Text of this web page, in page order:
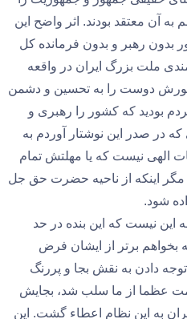
آن معتقد بودند. اثر واضح این
رهبر و بدون فرمانده کل
ملت بزرگ ایران در واقعه
دوست را به تحسین و دشمن
بودید که کشور را رهبری و
که در صدر این نوشتار آوردم به
الهی نیست که یا مهلتش تمام
اینکه از ناحیه حضرت حق جل
شود.
این نیست که این بنده در حد
بخواهم برتر از ایشان فرض
دادن به نقش بجا و پررنگ
عظما از ما سلب شد، بجایش
به این نظام اعطاء گشت. این